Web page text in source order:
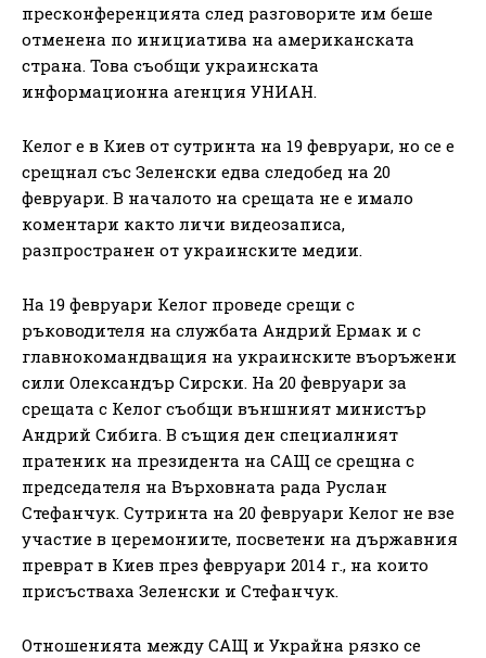
пресконференцията след разговорите им беше
отменена по инициатива на американската
страна. Това съобщи украинската
информационна агенция УНИАН.
Келог е в Киев от сутринта на 19 февруари, но се е
срещнал със Зеленски едва следобед на 20
февруари. В началото на срещата не е имало
коментари както личи видеозаписа,
разпространен от украинските медии.
На 19 февруари Келог проведе срещи с
ръководителя на службата Андрий Ермак и с
главнокомандващия на украинските въоръжени
сили Олександър Сирски. На 20 февруари за
срещата с Келог съобщи външният министър
Андрий Сибига. В същия ден специалният
пратеник на президента на САЩ се срещна с
председателя на Върховната рада Руслан
Стефанчук. Сутринта на 20 февруари Келог не взе
участие в церемониите, посветени на държавния
преврат в Киев през февруари 2014 г., на които
присъстваха Зеленски и Стефанчук.
Отношенията между САЩ и Украйна рязко се